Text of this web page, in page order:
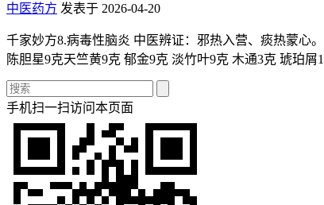
中医药方 发表于 2026-04-20
千家妙方8.病毒性脑炎 中医辨证：邪热入营、痰热蒙心
陈胆星9克天竺黄9克 郁金9克 淡竹叶9克 木通3克 琥珀屑
手机扫一扫访问本页面